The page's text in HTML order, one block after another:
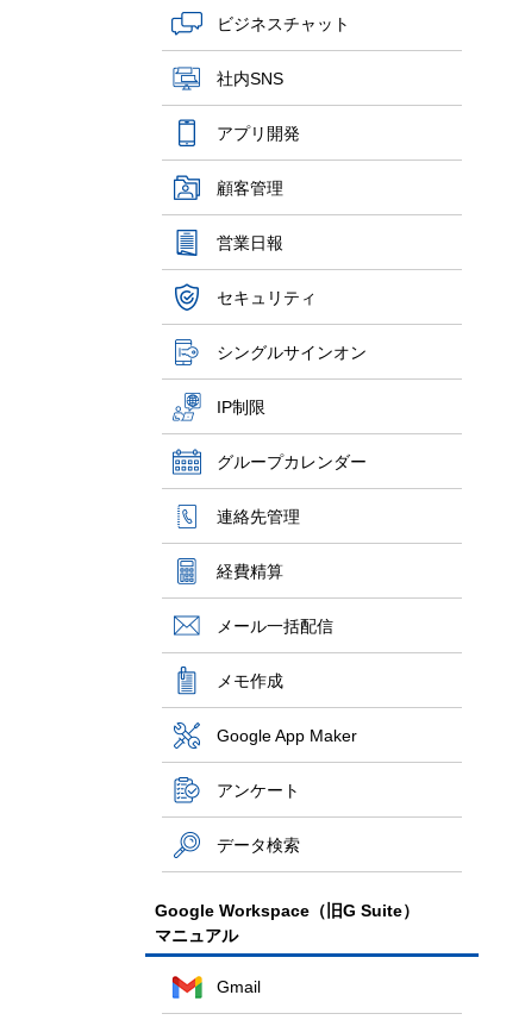
ビジネスチャット
社内SNS
アプリ開発
顧客管理
営業日報
セキュリティ
シングルサインオン
IP制限
グループカレンダー
連絡先管理
経費精算
メール一括配信
メモ作成
Google App Maker
アンケート
データ検索
Google Workspace（旧G Suite）
マニュアル
Gmail